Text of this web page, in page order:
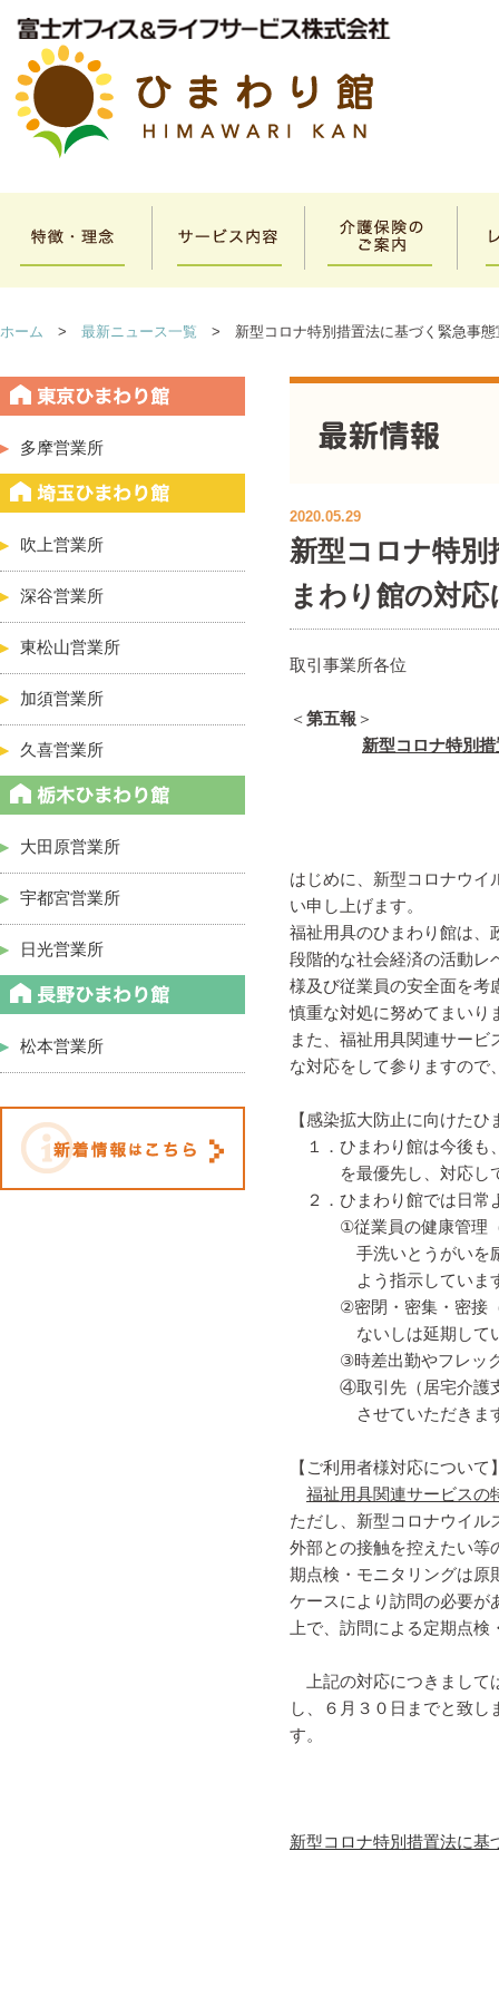
ホーム > 最新ニュース一覧 > 新型コロナ特別措置法に基づく緊急事態
多摩営業所
吹上営業所
深谷営業所
東松山営業所
加須営業所
久喜営業所
大田原営業所
宇都宮営業所
日光営業所
松本営業所
2020.05.29
新型コロナ特別
まわり館の対
取引事業所各位
＜第五報 ＞
新型コロナ特別
はじめに、新型コロナウイ
い申し上げます。
福祉用具のひまわり館は、
段階的な社会経済の活動レ
様及び従業員の安全面を考
慎重な対処に努めてまいり
また、福祉用具関連サー
な対応をして参りますので
【感染拡大防止に向けた
１．ひまわり館は今後も
を最優先し、対応して
２．ひまわり館では日常
①従業員の健康管理（朝
手洗いとうがいを励行
よう指示しています
②密閉・密集・密接（3
ないしは延期してい
③時差出勤やフレック
④取引先（居宅介護支援
させていただきま
【ご利用者様対応について
福祉用具関連サービスの
ただし、新型コロナウイル
外部との接触を控えたい等
期点検・モニタリングは原
ケースにより訪問の必要が
上で、訪問による定期点
上記の対応につきまして
し、６月３０日までと致
す。
新型コロナ特別措置法に基